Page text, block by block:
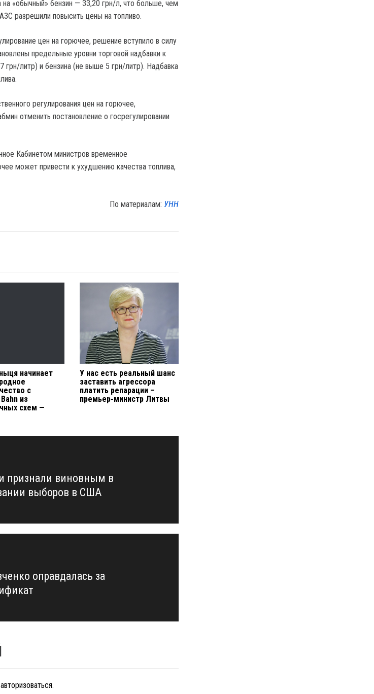
«обычный» бензин — 33,20 грн/л, что больше, чем
разрешили повысить цены на топливо.
цен на горючее, решение вступило в силу
предельные уровни торговой надбавки к
грн/литр) и бензина (не выше 5 грн/литр). Надбавка
регулирования цен на горючее,
отменить постановление о госрегулировании
Кабинетом министров временное
может привести к ухудшению качества топлива,
По материалам: УНН
начинает
с
из
схем —
У нас есть реальный шанс
заставить агрессора
платить репарации –
премьер-министр Литвы
признали виновным в
выборов в США
оправдалась за
авторизоваться.